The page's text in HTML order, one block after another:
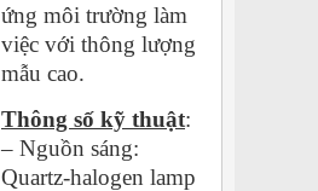
ứng môi trường làm
việc với thông lượng
mẫu cao.
Thông số kỹ thuật:
– Nguồn sáng:
Quartz-halogen lamp